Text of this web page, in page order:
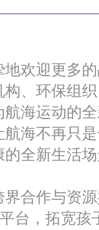
欢迎更多
、环保组
航海运动的
海不再只
全新生活
合作与资
台，拓宽